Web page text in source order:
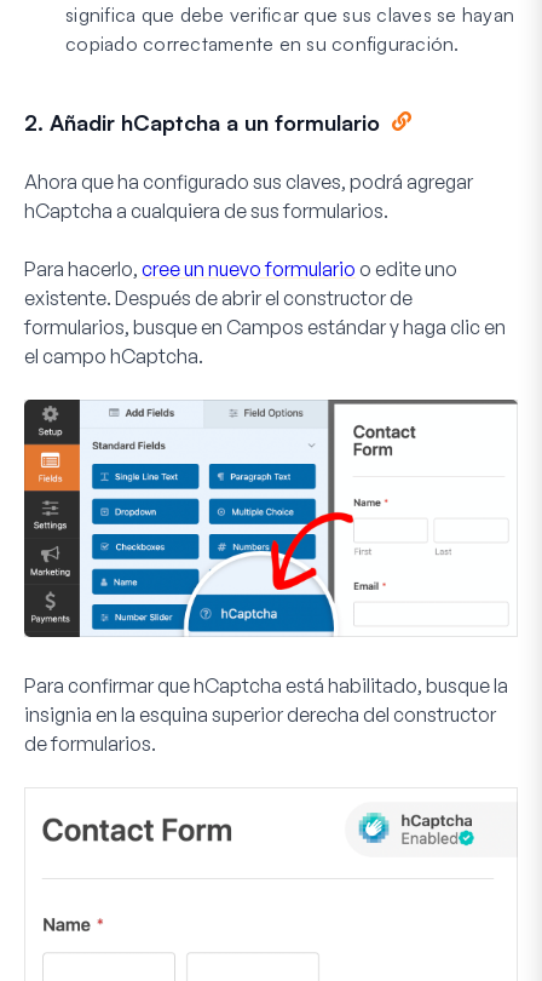
significa que debe verificar que sus claves se hayan
copiado correctamente en su configuración.
2. Añadir hCaptcha a un formulario
Ahora que ha configurado sus claves, podrá agregar
hCaptcha a cualquiera de sus formularios.
Para hacerlo, cree un nuevo formulario o edite uno
existente. Después de abrir el constructor de
formularios, busque en Campos estándary haga clic en
el campo hCaptcha.
Para confirmar que hCaptcha está habilitado, busque la
insignia en la esquina superior derecha del constructor
de formularios.